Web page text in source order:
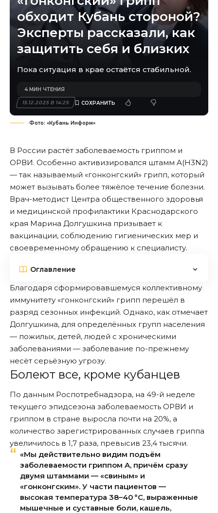
обходит Кубань стороной?
Эксперты рассказали, как
защитить себя и близких
Пока ситуация в крае остаётся стабильной.
15.12.2025 В 14:25
4 МИН ЧТЕНИЯ
Фото: «Кубань Информ»
В России растёт заболеваемость гриппом и
ОРВИ. Особенно активизировался штамм A(H3N2)
— так называемый «гонконгский» грипп, который
может вызывать более тяжёлое течение болезни.
Врач-методист Центра общественного здоровья
и медицинской профилактики Краснодарского
края Марина Долгушкина призывает к
вакцинации, соблюдению гигиенических мер и
своевременному обращению к специалисту.
Оглавление
Благодаря сформировавшемуся коллективному
иммунитету «гонконгский» грипп перешёл в
разряд сезонных инфекций. Однако, как отмечает
Долгушкина, для определённых групп населения
— пожилых, детей, людей с хроническими
заболеваниями — заболевание по-прежнему
несёт серьёзную угрозу.
Болеют все, кроме кубанцев
По данным Роспотребнадзора, на 49-й неделе
текущего эпидсезона заболеваемость ОРВИ и
гриппом в стране выросла почти на 20%, а
количество зарегистрированных случаев гриппа
увеличилось в 1,7 раза, превысив 23,4 тысячи.
«Мы действительно видим подъём
заболеваемости гриппом A, причём сразу
двумя штаммами — «свиным» и
«гонконгским». У части пациентов —
высокая температура 38–40 °C, выраженные
мышечные и суставные боли, кашель,